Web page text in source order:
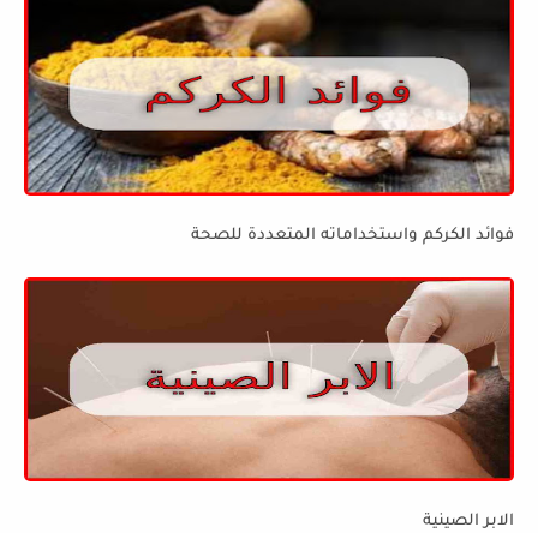
فوائد الكركم واستخداماته المتعددة للصحة
الابر الصينية